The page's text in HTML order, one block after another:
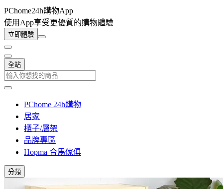
PChome24h購物App
使用App享受更優質的購物體驗
立即體驗
全站
PChome 24h購物
居家
櫃子/層架
品牌專區
Hopma 合馬傢俱
分類